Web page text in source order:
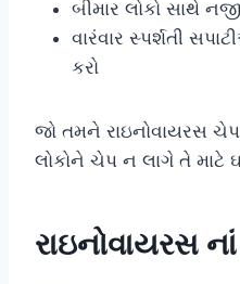
બીમાર લોકો સાથે
વારંવાર સ્પર્શતી
કરો
જો તમને રાઇનોવાયરસ
લોકોને ચેપ ન લાગે તે
રાઇનોવાયરસ